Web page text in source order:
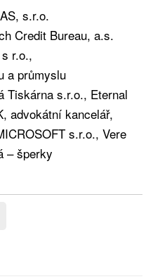
s.r.o.
Credit Bureau, a.s.
r.o.,
a průmyslu
Tiskárna s.r.o., Eternal
advokátní kancelář,
s.r.o., Vere
– šperky